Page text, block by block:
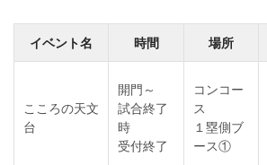
イベント名 時間 場所
こころの天文
台
開門～
試合終了
時
受付終了
コンコー
ス
１塁側ブ
ース①